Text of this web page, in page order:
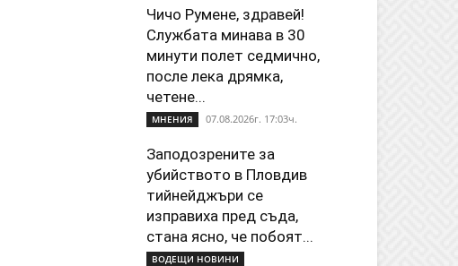
Чичо Румене, здравей!
Службата минава в 30
минути полет седмично,
после лека дрямка,
четене...
МНЕНИЯ 07.08.2026г. 17:03ч.
Заподозрените за
убийството в Пловдив
тийнейджъри се
изправиха пред съда,
стана ясно, че побоят...
ВОДЕЩИ НОВИНИ